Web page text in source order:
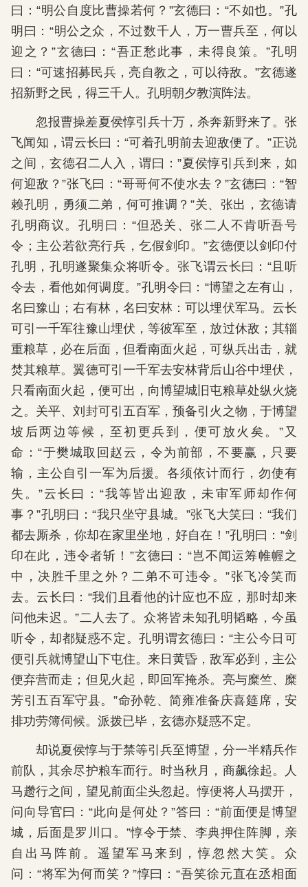
曰：“明公自度比曹操若何？”玄德曰：“不如也。”孔
明曰：“明公之众，不过数千人，万一曹兵至，何以
迎之？”玄德曰：“吾正愁此事，未得良策。”孔明
曰：“可速招募民兵，亮自教之，可以待敌。”玄德遂
招新野之民，得三千人。孔明朝夕教演阵法。
忽报曹操差夏侯惇引兵十万，杀奔新野来了。张
飞闻知，谓云长曰：“可着孔明前去迎敌便了。”正说
之间，玄德召二人入，谓曰：”夏侯惇引兵到来，如
何迎敌？”张飞曰：“哥哥何不使水去？”玄德曰：“智
赖孔明，勇须二弟，何可推调？”关、张出，玄德请
孔明商议。孔明曰：“但恐关、张二人不肯听吾号
令；主公若欲亮行兵，乞假剑印。”玄德便以剑印付
孔明，孔明遂聚集众将听令。张飞谓云长曰：“且听
令去，看他如何调度。”孔明令曰：“博望之左有山，
名曰豫山；右有林，名曰安林：可以埋伏军马。云长
可引一千军往豫山埋伏，等彼军至，放过休敌；其辎
重粮草，必在后面，但看南面火起，可纵兵出击，就
焚其粮草。翼德可引一千军去安林背后山谷中埋伏，
只看南面火起，便可出，向博望城旧屯粮草处纵火烧
之。关平、刘封可引五百军，预备引火之物，于博望
坡后两边等候，至初更兵到，便可放火矣。”又
命：“于樊城取回赵云，令为前部，不要赢，只要
输，主公自引一军为后援。各须依计而行，勿使有
失。”云长曰：“我等皆出迎敌，未审军师却作何
事？”孔明曰：“我只坐守县城。”张飞大笑曰：“我们
都去厮杀，你却在家里坐地，好自在！”孔明曰：“剑
印在此，违令者斩！”玄德曰：“岂不闻运筹帷幄之
中，决胜千里之外？二弟不可违令。”张飞冷笑而
去。云长曰：“我们且看他的计应也不应，那时却来
问他未迟。”二人去了。众将皆未知孔明韬略，今虽
听令，却都疑惑不定。孔明谓玄德曰：“主公今日可
便引兵就博望山下屯住。来日黄昏，敌军必到，主公
便弃营而走；但见火起，即回军掩杀。亮与糜竺、糜
芳引五百军守县。”命孙乾、简雍准备庆喜筵席，安
排功劳簿伺候。派拨已毕，玄德亦疑惑不定。
却说夏侯惇与于禁等引兵至博望，分一半精兵作
前队，其余尽护粮车而行。时当秋月，商飙徐起。人
马趱行之间，望见前面尘头忽起。惇便将人马摆开，
问向导官曰：“此向是何处？”答曰：“前面便是博望
城，后面是罗川口。”惇令于禁、李典押住阵脚，亲
自出马阵前。遥望军马来到，惇忽然大笑。众
问：“将军为何而笑？”惇曰：“吾笑徐元直在丞相面